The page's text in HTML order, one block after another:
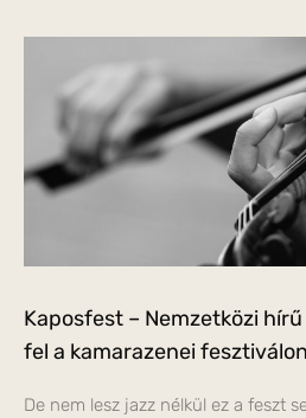
Kaposfest – Nemzetközi
fel a kamarazenei fesztiválon
De nem lesz jazz nélkül ez a feszt